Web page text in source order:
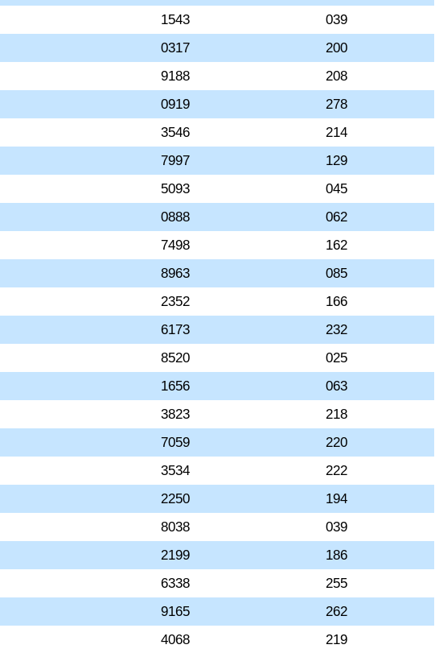
1543
039
0317
200
9188
208
0919
278
3546
214
7997
129
5093
045
0888
062
7498
162
8963
085
2352
166
6173
232
8520
025
1656
063
3823
218
7059
220
3534
222
2250
194
8038
039
2199
186
6338
255
9165
262
4068
219